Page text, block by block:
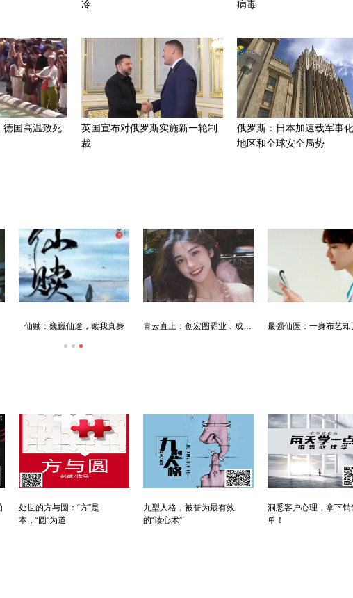
冷
病毒
德国高温致死
英国宣布对俄罗斯实施新一轮制
裁
俄罗斯：日本加速载军事
地区和全球安全局势
仙赎：巍巍仙途，赎我真身 青云直上：创宏图霸业，成人生赢家
处世的方与圆：“方”是
本，“圆”为道
九型人格，被誉为最有效
的“读心术”
洞悉客户心理，拿下销
单！